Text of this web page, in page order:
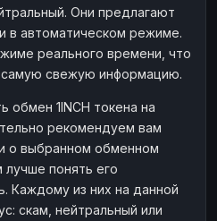
ДЕНЬГИ
Наличные USD
Наличные
Они предлагают
в автоматическом режиме.
реального времени, что
самую свежую информацию.
обмен 1INCH токена на
рекомендуем вам
о выбранном обменном
понять его
Каждому из них на данной
скам, нейтральный или